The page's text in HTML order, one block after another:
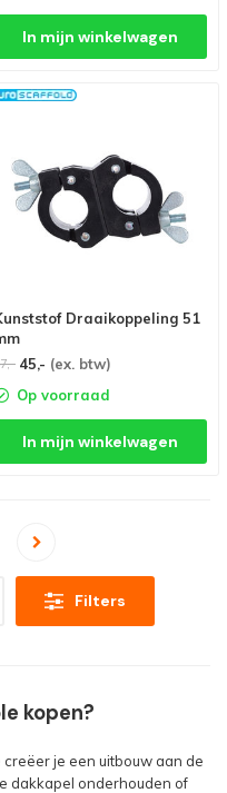
In mijn winkelwagen
Draaikoppeling 51
45,- (ex. btw)
Op voorraad
In mijn winkelwagen
Filters
kopen?
je een uitbouw aan de
dakkapel onderhouden of